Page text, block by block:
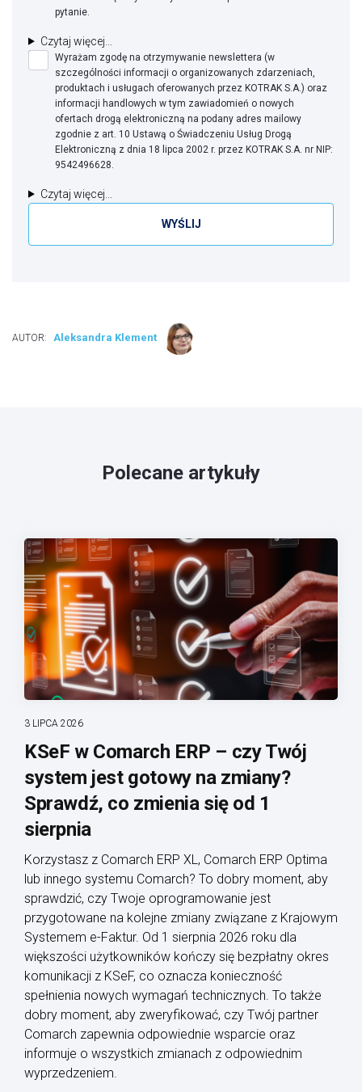
pytanie.
Czytaj więcej...
Wyrażam zgodę na otrzymywanie newslettera (w
szczególności informacji o organizowanych zdarzeniach,
produktach i usługach oferowanych przez KOTRAK S.A.) oraz
informacji handlowych w tym zawiadomień o nowych
ofertach drogą elektroniczną na podany adres mailowy
zgodnie z art. 10 Ustawą o Świadczeniu Usług Drogą
Elektroniczną z dnia 18 lipca 2002 r. przez KOTRAK S.A. nr NIP:
9542496628.
Czytaj więcej...
AUTOR: Aleksandra Klement
Polecane artykuły
3 LIPCA 2026
KSeF w Comarch ERP – czy Twój
system jest gotowy na zmiany?
Sprawdź, co zmienia się od 1
sierpnia
Korzystasz z Comarch ERP XL, Comarch ERP Optima
lub innego systemu Comarch? To dobry moment, aby
sprawdzić, czy Twoje oprogramowanie jest
przygotowane na kolejne zmiany związane z Krajowym
Systemem e-Faktur. Od 1 sierpnia 2026 roku dla
większości użytkowników kończy się bezpłatny okres
komunikacji z KSeF, co oznacza konieczność
spełnienia nowych wymagań technicznych. To także
dobry moment, aby zweryfikować, czy Twój partner
Comarch zapewnia odpowiednie wsparcie oraz
informuje o wszystkich zmianach z odpowiednim
wyprzedzeniem.